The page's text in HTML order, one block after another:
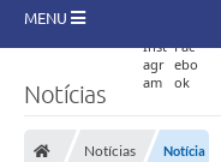
MENU
Notícias
Notícias Notícia